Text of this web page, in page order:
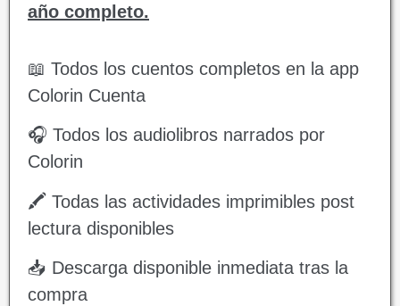
año completo.
📖 Todos los cuentos completos en la app
Colorin Cuenta
🎧 Todos los audiolibros narrados por
Colorin
🖍️ Todas las actividades imprimibles post
lectura disponibles
📥 Descarga disponible inmediata tras la
compra